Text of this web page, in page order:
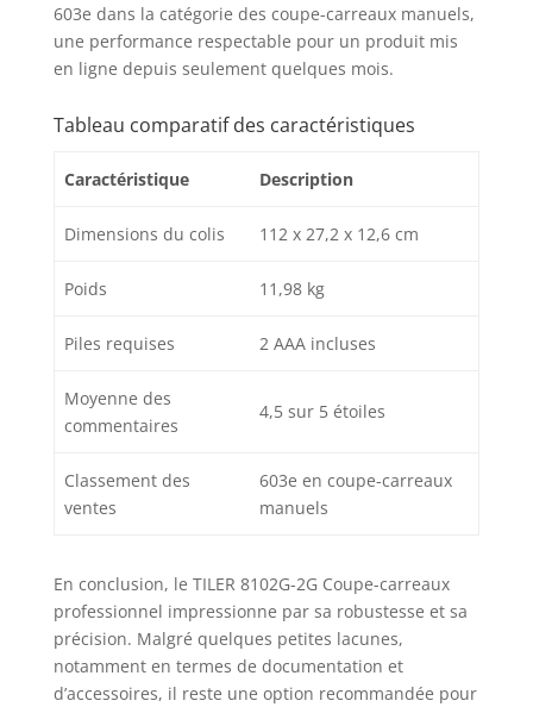
603e dans la catégorie des coupe-carreaux manuels,
une performance respectable pour un produit mis
en ligne depuis seulement quelques mois.
Tableau comparatif des caractéristiques
Caractéristique Description
Dimensions du colis 112 x 27,2 x 12,6 cm
Poids 11,98 kg
Piles requises 2 AAA incluses
Moyenne des
commentaires
4,5 sur 5 étoiles
Classement des
ventes
603e en coupe-carreaux
manuels
En conclusion, le TILER 8102G-2G Coupe-carreaux
professionnel impressionne par sa robustesse et sa
précision. Malgré quelques petites lacunes,
notamment en termes de documentation et
d’accessoires, il reste une option recommandée pour